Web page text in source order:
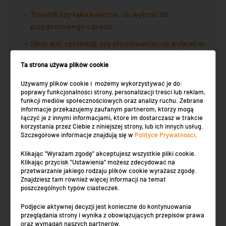
Trawnik czy łąka kwietna: co wybrać do
przydomowego ogrodu
Skup aut, sprzedaż, czy złomowanie: co wybrać w
najlepszych drogerii online!
Jak kształtuje się rynek nieruchomości w Krakowie
w 2026 roku?
Ile cm ma cal? Prosty sposób na przeliczanie
NAJPOPULARNIEJSZE WPISY
przydomowego ogrodu
Ta strona używa plików cookie
Używamy plików cookie i możemy wykorzystywać je do:
poprawy funkcjonalności strony, personalizacji treści lub reklam,
funkcji mediów społecznościowych oraz analizy ruchu. Zebrane
informacje przekazujemy zaufanym partnerom, którzy mogą
łączyć je z innymi informacjami, które im dostarczasz w trakcie
korzystania przez Ciebie z niniejszej strony, lub ich innych usług.
Szczegółowe informacje znajdują się w Polityce Prywatności
Klikając "Wyrażam zgodę" akceptujesz wszystkie pliki cookie.
Klikając przycisk "Ustawienia" możesz zdecydować na
przetwarzanie jakiego rodzaju plików cookie wyrażasz zgodę.
Znajdziesz tam również więcej informacji na temat
poszczególnych typów ciasteczek.
Podjęcie aktywnej decyzji jest konieczne do kontynuowania
przeglądania strony i wynika z obowiązujących przepisów prawa
oraz wymagań naszych partnerów.